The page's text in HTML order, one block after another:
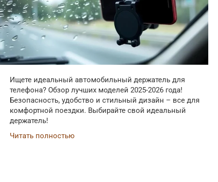
Ищете идеальный автомобильный держатель для
телефона? Обзор лучших моделей 2025-2026 года!
Безопасность, удобство и стильный дизайн – все для
комфортной поездки. Выбирайте свой идеальный
держатель!
Читать полностью